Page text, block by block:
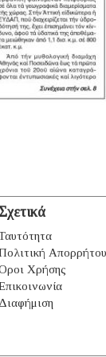
Σχετικά
Απορρήτου
Χρήσης
Διαφήμιση